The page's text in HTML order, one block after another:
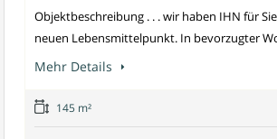
Objektbeschreibung . . . wir haben IHN für
neuen Lebensmittelpunkt. In bevorzugter
Mehr Details
145 m²